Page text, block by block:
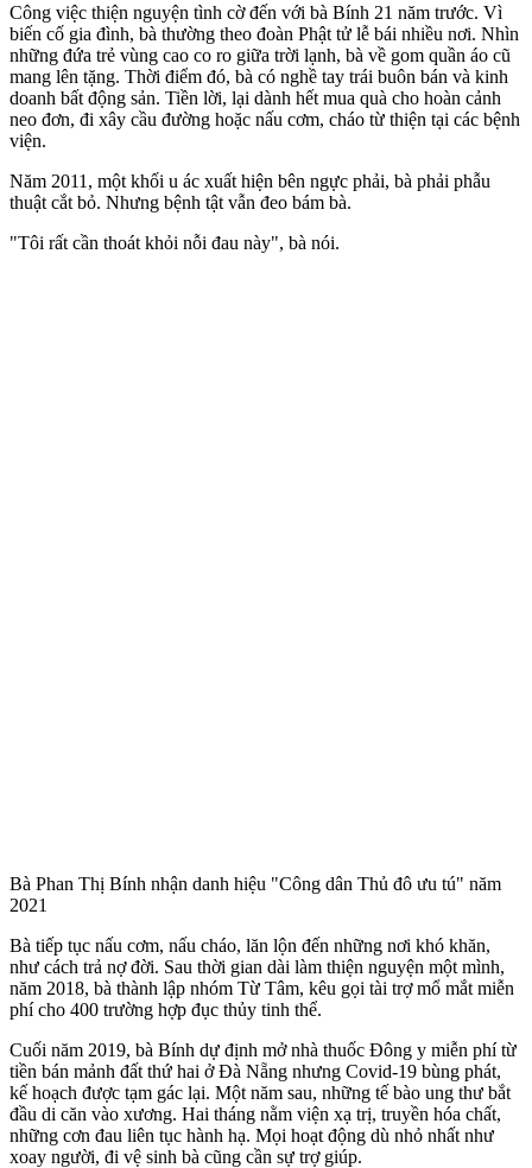
Công việc thiện nguyện tình cờ đến với bà Bính 21 năm trước. Vì
biến cố gia đình, bà thường theo đoàn Phật tử lễ bái nhiều nơi. Nhìn
những đứa trẻ vùng cao co ro giữa trời lạnh, bà về gom quần áo cũ
mang lên tặng. Thời điểm đó, bà có nghề tay trái buôn bán và kinh
doanh bất động sản. Tiền lời, lại dành hết mua quà cho hoàn cảnh
neo đơn, đi xây cầu đường hoặc nấu cơm, cháo từ thiện tại các bệnh
viện.
Năm 2011, một khối u ác xuất hiện bên ngực phải, bà phải phẫu
thuật cắt bỏ. Nhưng bệnh tật vẫn đeo bám bà.
"Tôi rất cần thoát khỏi nỗi đau này", bà nói.
Bà Phan Thị Bính nhận danh hiệu "Công dân Thủ đô ưu tú" năm
2021
Bà tiếp tục nấu cơm, nấu cháo, lăn lộn đến những nơi khó khăn,
như cách trả nợ đời. Sau thời gian dài làm thiện nguyện một mình,
năm 2018, bà thành lập nhóm Từ Tâm, kêu gọi tài trợ mổ mắt miễn
phí cho 400 trường hợp đục thủy tinh thể.
Cuối năm 2019, bà Bính dự định mở nhà thuốc Đông y miễn phí từ
tiền bán mảnh đất thứ hai ở Đà Nẵng nhưng Covid-19 bùng phát,
kế hoạch được tạm gác lại. Một năm sau, những tế bào ung thư bắt
đầu di căn vào xương. Hai tháng nằm viện xạ trị, truyền hó‌a chấ‌t,
những cơn đau liên tục hành hạ. Mọi hoạt động dù nhỏ nhất như
xoay người, đi vệ sinh bà cũng cần sự trợ giúp.